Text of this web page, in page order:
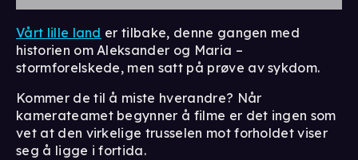
Vårt lille land er tilbake, denne gangen med
historien om Aleksander og Maria –
stormforelskede, men satt på prøve av sykdom.
Kommer de til å miste hverandre? Når
kamerateamet begynner å filme er det ingen som
vet at den virkelige trusselen mot forholdet viser
seg å ligge i fortida.